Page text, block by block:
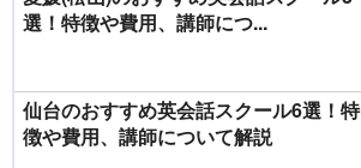
選！特徴や費用、講師につ...
仙台のおすすめ英会話スクール6選！特
徴や費用、講師について解説